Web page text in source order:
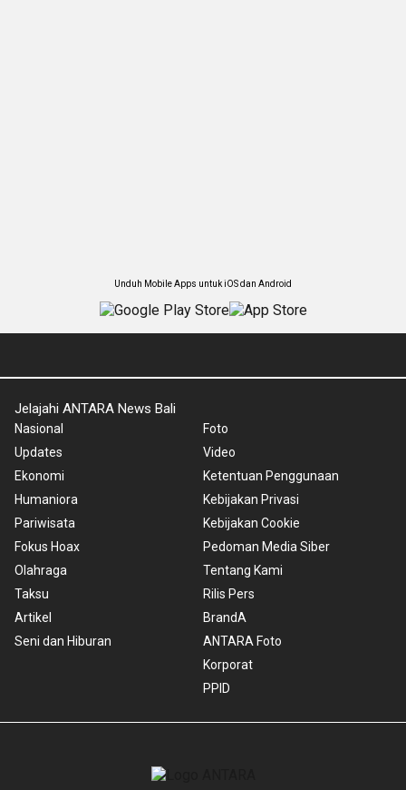
Unduh Mobile Apps untuk iOS dan Android
Jelajahi ANTARA News Bali
Nasional
Updates
Ekonomi
Humaniora
Pariwisata
Fokus Hoax
Olahraga
Taksu
Artikel
Seni dan Hiburan
Foto
Video
Ketentuan Penggunaan
Kebijakan Privasi
Kebijakan Cookie
Pedoman Media Siber
Tentang Kami
Rilis Pers
BrandA
ANTARA Foto
Korporat
PPID